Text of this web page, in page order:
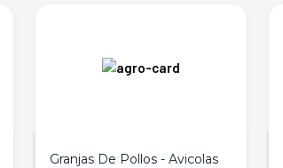
Granjas De Pollos - Avicolas